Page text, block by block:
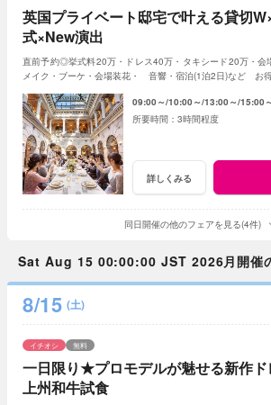
英国プライベート邸宅で叶える貸切
式×New演出
直前予約◎挙式料20万・ドレス40万・タキシード20万・会
メイク・ブーケ・会場装花・ 音響・宿泊(1泊2日)など お得
09:00～ 10:00～ 13:00～ 15:00
3時間程度
詳しくみる
同日開催の他のフェアを見る(4件)
Sat Aug 15 00:00:00 JST 2026月開催
8/15 (土)
一日限り★プロモデルが魅せる新作ド
上州和牛試食
イチオシ 無料